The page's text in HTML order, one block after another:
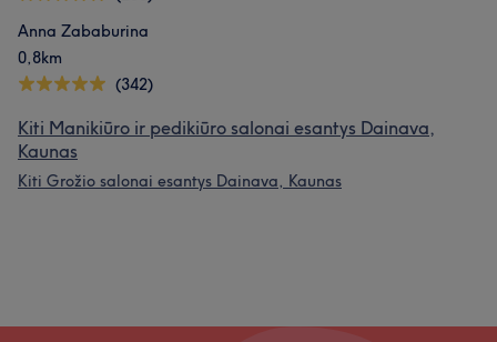
Anna Zababurina
0,8km
(342)
Kiti Manikiūro ir pedikiūro salonai esantys Dainava,
Kaunas
Kiti Grožio salonai esantys Dainava, Kaunas